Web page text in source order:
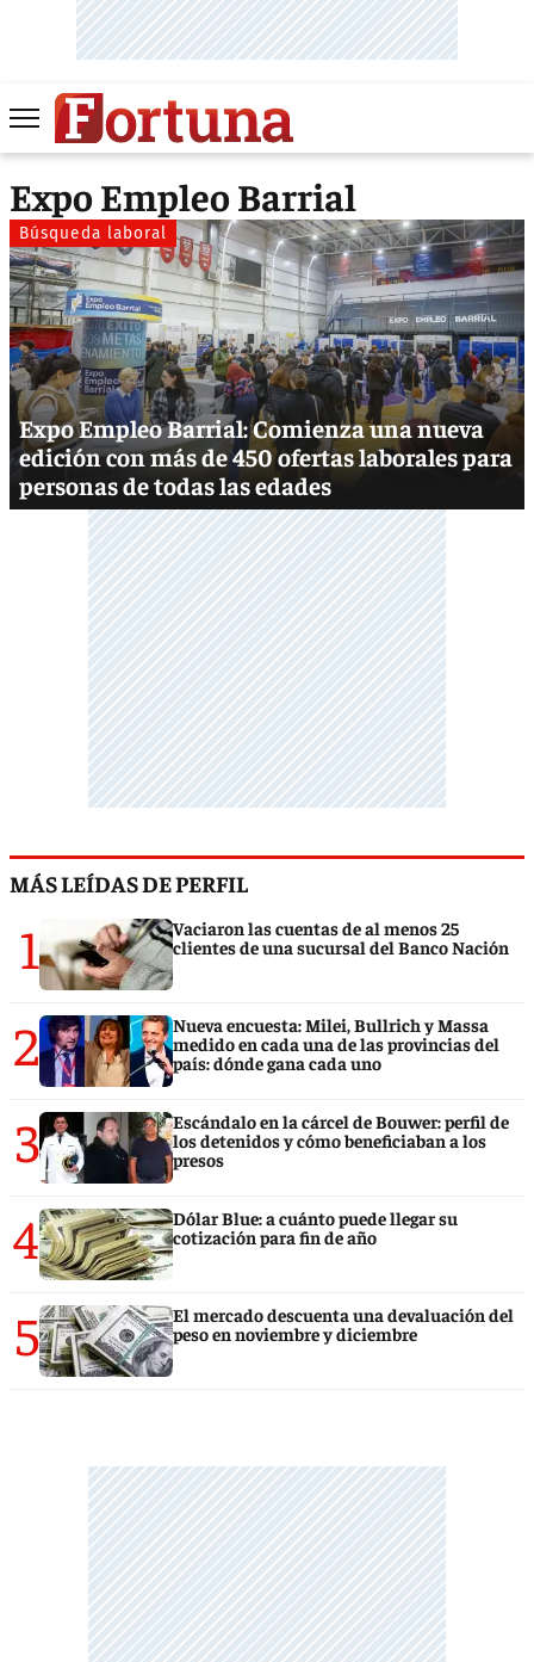
Expo Empleo Barrial
Búsqueda laboral
Expo Empleo Barrial: Comienza una nueva
edición con más de 450 ofertas laborales para
personas de todas las edades
MÁS LEÍDAS DE PERFIL
1
Vaciaron las cuentas de al menos 25
clientes de una sucursal del Banco Nación
2
Nueva encuesta: Milei, Bullrich y Massa
medido en cada una de las provincias del
país: dónde gana cada uno
3
Escándalo en la cárcel de Bouwer: perfil de
los detenidos y cómo beneficiaban a los
presos
4
Dólar Blue: a cuánto puede llegar su
cotización para fin de año
5
El mercado descuenta una devaluación del
peso en noviembre y diciembre